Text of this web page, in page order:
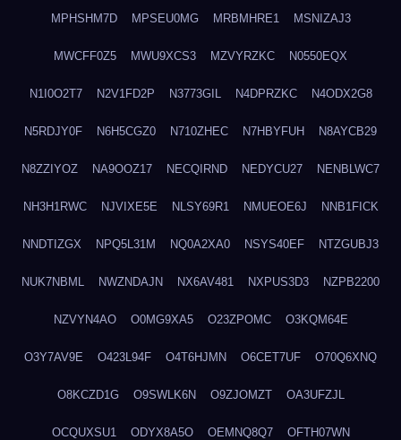
MPHSHM7D MPSEU0MG MRBMHRE1 MSNIZAJ3
MWCFF0Z5 MWU9XCS3 MZVYRZKC N0550EQX
N1I0O2T7 N2V1FD2P N3773GIL N4DPRZKC N4ODX2G8
N5RDJY0F N6H5CGZ0 N710ZHEC N7HBYFUH N8AYCB29
N8ZZIYOZ NA9OOZ17 NECQIRND NEDYCU27 NENBLWC7
NH3H1RWC NJVIXE5E NLSY69R1 NMUEOE6J NNB1FICK
NNDTIZGX NPQ5L31M NQ0A2XA0 NSYS40EF NTZGUBJ3
NUK7NBML NWZNDAJN NX6AV481 NXPUS3D3 NZPB2200
NZVYN4AO O0MG9XA5 O23ZPOMC O3KQM64E
O3Y7AV9E O423L94F O4T6HJMN O6CET7UF O70Q6XNQ
O8KCZD1G O9SWLK6N O9ZJOMZT OA3UFZJL
OCQUXSU1 ODYX8A5O OEMNQ8Q7 OFTH07WN